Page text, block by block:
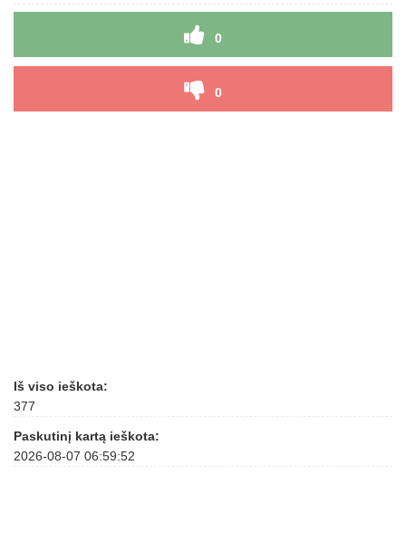
0
0
Iš viso ieškota:
377
Paskutinį kartą ieškota:
2026-08-07 06:59:52